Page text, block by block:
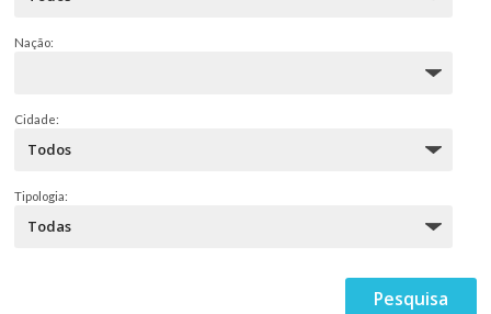
Nação:
Cidade:
Tipologia: